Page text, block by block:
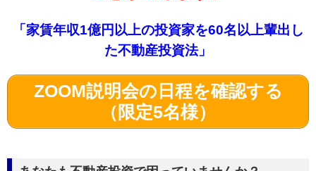
「家賃年収1億円以上の投資家を60名以上輩出し
た不動産投資法」
ZOOM説明会の日程を確認する
（限定5名様）